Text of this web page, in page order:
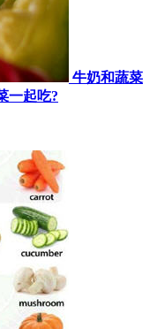
牛奶和蔬菜
一起吃?